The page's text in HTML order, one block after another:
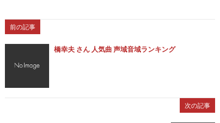
前の記事
橋幸夫 さん 人気曲 声域音域ランキング
次の記事